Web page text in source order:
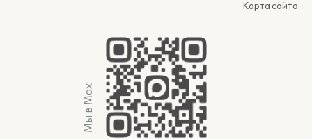
Карта сайта
Мы в Max